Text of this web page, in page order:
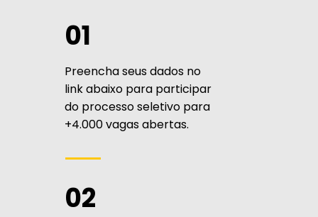
01
02
Preencha seus dados no
link abaixo para participar
do processo seletivo para
+4.000 vagas abertas.